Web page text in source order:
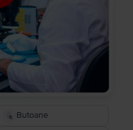
Butoane